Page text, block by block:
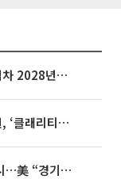
종부세 개편에도…1·3주택 종부세 격차 2028년부터 확대
미국, 가상자산 포괄 규제 속도…상원, ‘클래리티법’ 9월 절차투표 추진
이란, 미국에 호르무즈 합의 조건 제시…美 “경기 아직 안 끝나” [종합]